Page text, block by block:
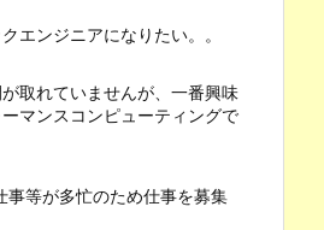
エンジニアになりたい。。
取れていませんが、一番興味
マンスコンピューティングで
事等が多忙のため仕事を募集